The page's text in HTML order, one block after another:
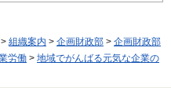
> 組織案内 > 企画財政部 > 企画財政部
労働 > 地域でがんばる元気な企業の